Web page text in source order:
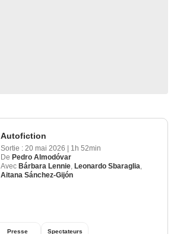
Autofiction
Sortie : 20 mai 2026 | 1h 52min
De Pedro Almodóvar
Avec Bárbara Lennie Leonardo Sbaraglia
Aitana Sánchez-Gijón
Presse Spectateurs